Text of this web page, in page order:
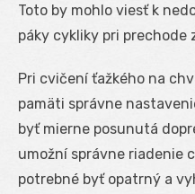
Toto by mohlo viesť k
páky cykliky pri prechode
Pri cvičení ťažkého na
pamäti správne
byť mierne posunutá
umožní správne riadenie
potrebné byť opatrný a